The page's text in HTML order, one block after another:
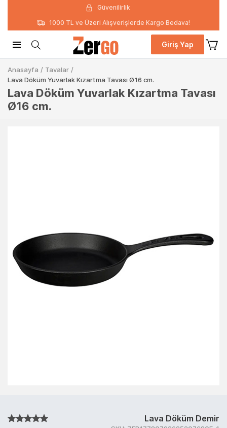
Güvenilirlik
1000 TL ve Üzeri Alışverişlerde Kargo Bedava!
Giriş Yap
Anasayfa / Tavalar /
Lava Döküm Yuvarlak Kızartma Tavası Ø16 cm.
Lava Döküm Yuvarlak Kızartma Tavası
Ø16 cm.
Lava Döküm Demir